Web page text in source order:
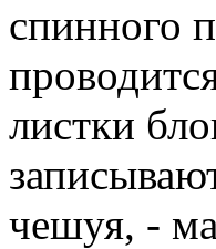
спинного
листки
чешуя, -